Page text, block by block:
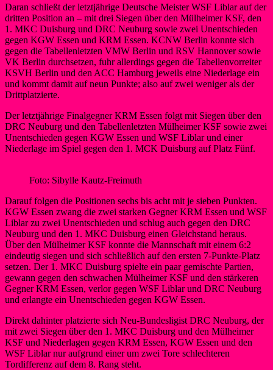
Daran schließt der letztjährige Deutsche Meister WSF Liblar auf der
dritten Position an – mit drei Siegen über den Mülheimer KSF, den
1. MKC Duisburg und DRC Neuburg sowie zwei Unentschieden
gegen KGW Essen und KRM Essen. KCNW Berlin konnte sich
gegen die Tabellenletzten VMW Berlin und RSV Hannover sowie
VK Berlin durchsetzen, fuhr allerdings gegen die Tabellenvorreiter
KSVH Berlin und den ACC Hamburg jeweils eine Niederlage ein
und kommt damit auf neun Punkte; also auf zwei weniger als der
Drittplatzierte.
Der letztjährige Finalgegner KRM Essen folgt mit Siegen über den
DRC Neuburg und den Tabellenletzten Mülheimer KSF sowie zwei
Unentschieden gegen KGW Essen und WSF Liblar und einer
Niederlage im Spiel gegen den 1. MCK Duisburg auf Platz Fünf.
Foto: Sibylle Kautz-Freimuth
Darauf folgen die Positionen sechs bis acht mit je sieben Punkten.
KGW Essen zwang die zwei starken Gegner KRM Essen und WSF
Liblar zu zwei Unentschieden und schlug auch gegen den DRC
Neuburg und den 1. MKC Duisburg einen Gleichstand heraus.
Über den Mülheimer KSF konnte die Mannschaft mit einem 6:2
eindeutig siegen und sich schließlich auf den ersten 7-Punkte-Platz
setzen. Der 1. MKC Duisburg spielte ein paar gemischte Partien,
gewann gegen den schwachen Mülheimer KSF und den stärkeren
Gegner KRM Essen, verlor gegen WSF Liblar und DRC Neuburg
und erlangte ein Unentschieden gegen KGW Essen.
Direkt dahinter platzierte sich Neu-Bundesligist DRC Neuburg, der
mit zwei Siegen über den 1. MKC Duisburg und den Mülheimer
KSF und Niederlagen gegen KRM Essen, KGW Essen und den
WSF Liblar nur aufgrund einer um zwei Tore schlechteren
Tordifferenz auf dem 8. Rang steht.